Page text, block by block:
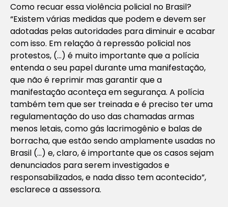
Como recuar essa violência policial no Brasil?
“Existem várias medidas que podem e devem ser
adotadas pelas autoridades para diminuir e acabar
com isso. Em relação à repressão policial nos
protestos, (…) é muito importante que a polícia
entenda o seu papel durante uma manifestação,
que não é reprimir mas garantir que a
manifestação aconteça em segurança. A polícia
também tem que ser treinada e é preciso ter uma
regulamentação do uso das chamadas armas
menos letais, como gás lacrimogênio e balas de
borracha, que estão sendo amplamente usadas no
Brasil (…) e, claro, é importante que os casos sejam
denunciados para serem investigados e
responsabilizados, e nada disso tem acontecido”,
esclarece a assessora.